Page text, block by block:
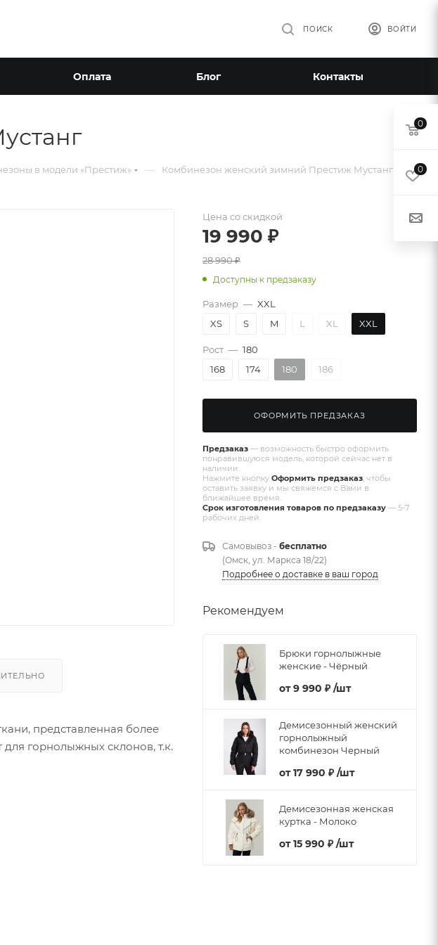
ВОЙТИ
ПОИСК
Оплата Блог Контакты
в модели «Престиж» — Комбинезон женский зимний Престиж Мустанг
представленная более
горнолыжных склонов, т.к.
Цена со скидкой
19 990 ₽
28 990₽
Доступны к предзаказу
Размер — XXL
XS
S M L XL XXL
Рост — 180
168
174 180 186
ОФОРМИТЬ ПРЕДЗАКАЗ
Предзаказ — возможность быстро оформить
понравившуюся модель, которой сейчас нет в
наличии.
Нажмите кнопку Оформить предзаказ , чтобы
оставить заявку и мы свяжемся с Вами в
ближайшее время.
Срок изготовления товаров по предзаказу — 5-7
рабочих дней.
Самовывоз - бесплатно
(Омск, ул. Маркса 18/22)
Подробнее о доставке в ваш город
Рекомендуем
Брюки горнолыжные
женские - Чёрный
от9 990 ₽ /шт
Демисезонный женский
горнолыжный
комбинезон Черный
от17 990 ₽ /шт
Демисезонная женская
куртка - Молоко
от15 990 ₽ /шт
0
0